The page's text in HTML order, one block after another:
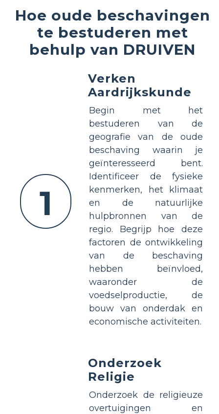
Hoe oude beschavingen
te bestuderen met
behulp van DRUIVEN
1
Verken
Aardrijkskunde
Begin met het
bestuderen van de
geografie van de oude
beschaving waarin je
geïnteresseerd bent.
Identificeer de fysieke
kenmerken, het klimaat
en de natuurlijke
hulpbronnen van de
regio. Begrijp hoe deze
factoren de ontwikkeling
van de beschaving
hebben beïnvloed,
waaronder de
voedselproductie, de
bouw van onderdak en
economische activiteiten.
Onderzoek
Religie
Onderzoek de religieuze
overtuigingen en